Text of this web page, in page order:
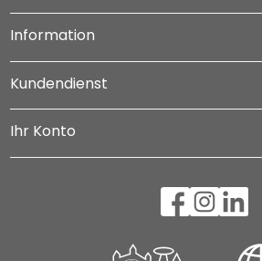
Information
Kundendienst
Ihr Konto